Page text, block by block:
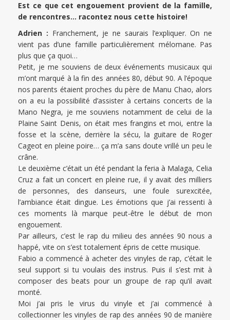
Est ce que cet engouement provient de la famille,
de rencontres… racontez nous cette histoire!
Adrien : Franchement, je ne saurais l’expliquer. On ne
vient pas d’une famille particulièrement mélomane. Pas
plus que ça quoi…
Petit, je me souviens de deux événements musicaux qui
m’ont marqué à la fin des années 80, début 90. A l’époque
nos parents étaient proches du père de Manu Chao, alors
on a eu la possibilité d’assister à certains concerts de la
Mano Negra, je me souviens notamment de celui de la
Plaine Saint Denis, on était mes frangins et moi, entre la
fosse et la scène, derrière la sécu, la guitare de Roger
Cageot en pleine poire… ça m’a sans doute vrillé un peu le
crâne.
Le deuxième c’était un été pendant la feria à Malaga, Celia
Cruz a fait un concert en pleine rue, il y avait des milliers
de personnes, des danseurs, une foule surexcitée,
l’ambiance était dingue. Les émotions que j’ai ressenti à
ces moments là marque peut-être le début de mon
engouement.
Par ailleurs, c’est le rap du milieu des années 90 nous a
happé, vite on s’est totalement épris de cette musique.
Fabio a commencé à acheter des vinyles de rap, c’était le
seul support si tu voulais des instrus. Puis il s’est mit à
composer des beats pour un groupe de rap qu’il avait
monté.
Moi j’ai pris le virus du vinyle et j’ai commencé à
collectionner les vinyles de rap des années 90 de manière